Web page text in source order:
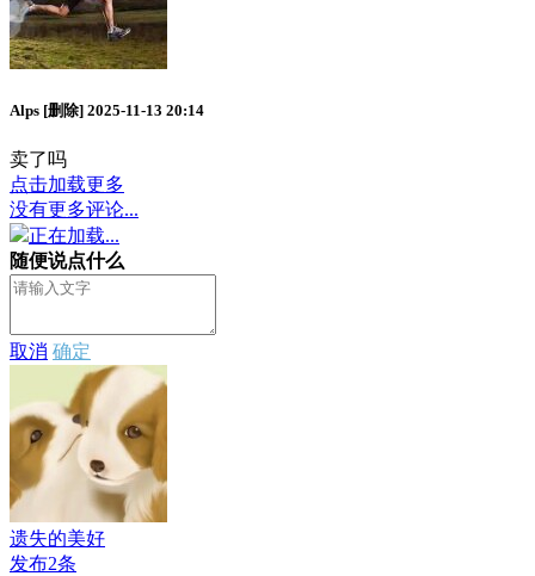
Alps [删除] 2025-11-13 20:14
卖了吗
点击加载更多
没有更多评论...
正在加载...
随便说点什么
取消 确定
遗失的美好
发布2条